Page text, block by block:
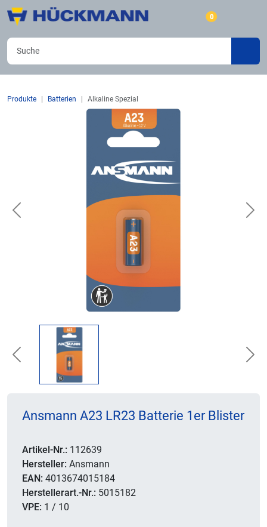
0
Produkte Batterien Alkaline Spezial
Previous
Previous
Ansmann A23 LR23 Batterie 1er Blister
Artikel-Nr.: 112639
Hersteller: Ansmann
EAN: 4013674015184
Herstellerart.-Nr.: 5015182
VPE: 1 / 10